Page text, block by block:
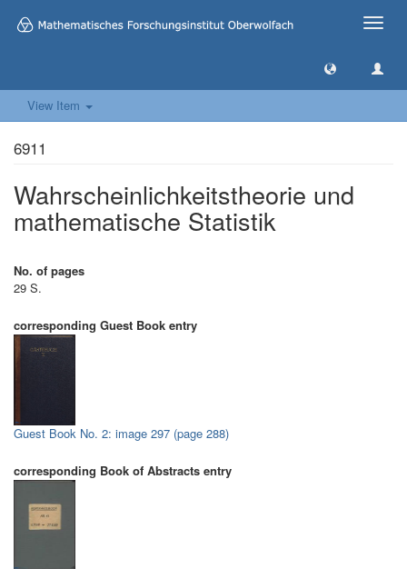
Toggle
View Item
6911
Wahrscheinlichkeitstheorie und
mathematische Statistik
No. of pages
29 S.
corresponding Guest Book entry
Guest Book No. 2: image 297 (page 288)
corresponding Book of Abstracts entry